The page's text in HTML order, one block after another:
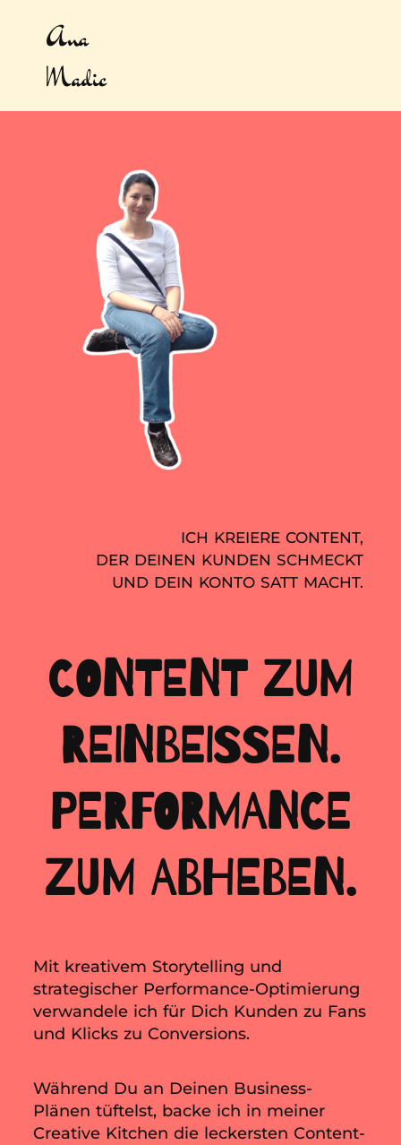
Ana
Madic
ICH KREIERE CONTENT,
DER DEINEN KUNDEN SCHMECKT
UND DEIN KONTO SATT MACHT.
CONTENT ZUM
REINBEISSEN.
PERFORMANCE
ZUM ABHEBEN.
Mit kreativem Storytelling und
strategischer Performance-Optimierung
verwandele ich für Dich Kunden zu Fans
und Klicks zu Conversions.
Während Du an Deinen Business-
Plänen tüftelst, backe ich in meiner
Creative Kitchen die leckersten Content-